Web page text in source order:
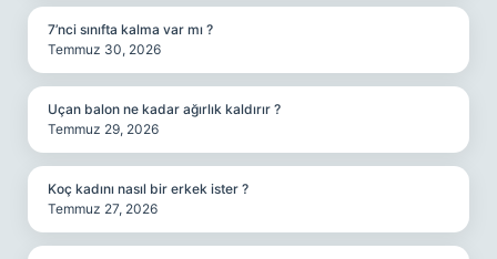
7’nci sınıfta kalma var mı ?
Temmuz 30, 2026
Uçan balon ne kadar ağırlık kaldırır ?
Temmuz 29, 2026
Koç kadını nasıl bir erkek ister ?
Temmuz 27, 2026